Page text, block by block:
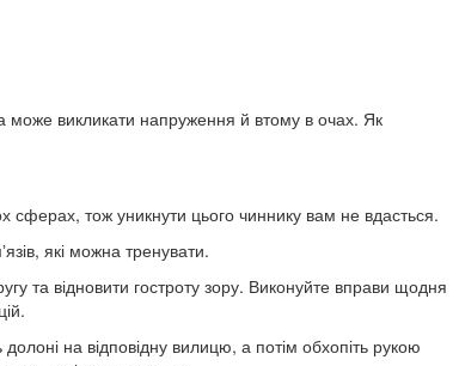
викликати напруження й втому в очах. Як
сферах, тож уникнути цього чиннику вам не вдасться.
які можна тренувати.
та відновити гостроту зору. Виконуйте вправи щодня
на відповідну вилицю, а потім обхопіть рукою